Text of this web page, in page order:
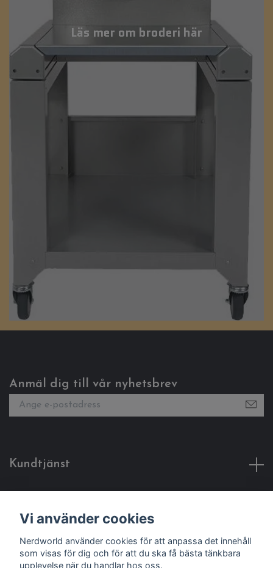
Läs mer om broderi här
Anmäl dig till vår nyhetsbrev
Kundtjänst
Sociala medier
Vi använder cookies
Nerdworld använder cookies för att anpassa det innehåll
som visas för dig och för att du ska få bästa tänkbara
upplevelse när du handlar hos oss.